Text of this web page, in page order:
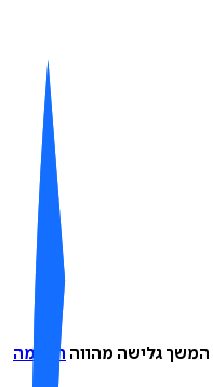
גלישה מהווההסכמה